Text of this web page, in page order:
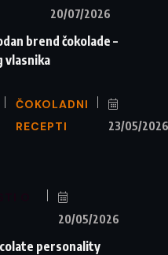
20/07/2026
brend čokolade –
vlasnika
ČOKOLADNI
RECEPTI
23/05/2026
20/05/2026
personality